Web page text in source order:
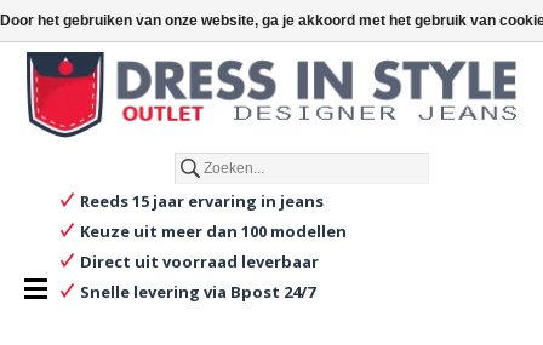
€0,00
€
Reeds 15 jaar ervaring in jeans
Keuze uit meer dan 100 modellen
Direct uit voorraad leverbaar
Snelle levering via Bpost 24/7
Toevoegen aan winkelwagen
Door het gebruiken van onze website, ga je akkoord met het gebruik van